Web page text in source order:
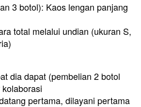
3 botol): Kaos lengan panjang
total melalui undian (ukuran S,
dia dapat (pembelian 2 botol
pertama, dilayani pertama